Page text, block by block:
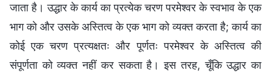
जाता है। उद्धार के कार्य का प्रत्येक चरण परमेश्वर के स्वभाव के एक
भाग को और उसके अस्तित्व के एक भाग को व्यक्त करता है; कार्य का
कोई एक चरण प्रत्यक्षतः और पूर्णतः परमेश्वर के अस्तित्व की
संपूर्णता को व्यक्त नहीं कर सकता है। इस तरह, चूँकि उद्धार का